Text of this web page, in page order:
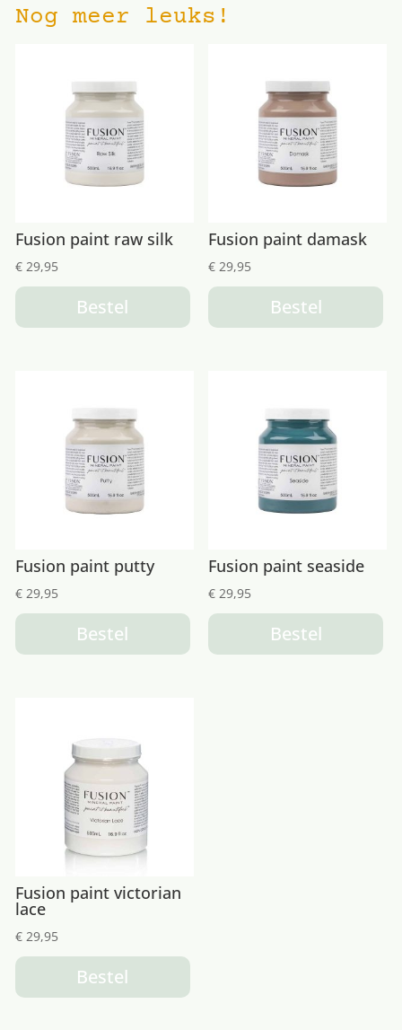
Nog meer leuks!
Fusion paint raw silk
€29,95
Bestel
Fusion paint damask
€ 29,95
Bestel
Fusion paint putty
€29,95
Bestel
Fusion paint seaside
€ 29,95
Bestel
Fusion paint victorian
lace
€29,95
Bestel